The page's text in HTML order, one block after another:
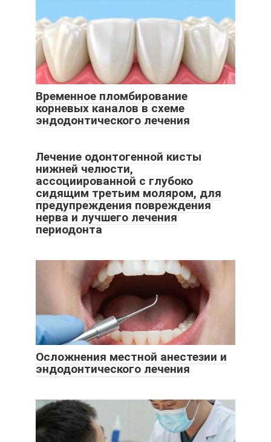
Временное пломбирование
корневых каналов в схеме
эндодонтического лечения
Лечение одонтогенной кисты
нижней челюсти,
ассоциированной с глубоко
сидящим третьим моляром, для
предупреждения повреждения
нерва и лучшего лечения
периодонта
Осложнения местной анестезии и
эндодонтического лечения